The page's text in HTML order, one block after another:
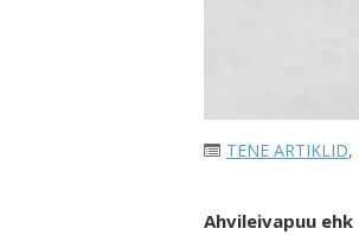
TENE ARTIKLID,
Ahvileivapuu ehk